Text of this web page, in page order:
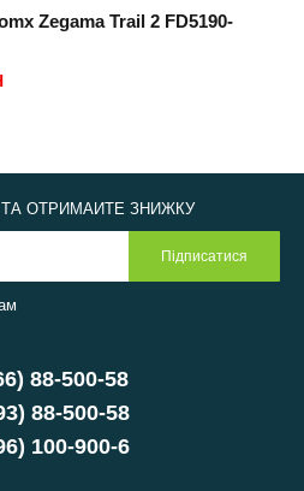
Zegama Trail 2 FD5190-
88-500-58
88-500-58
100-900-6
ОТРИМАЙТЕ ЗНИЖКУ